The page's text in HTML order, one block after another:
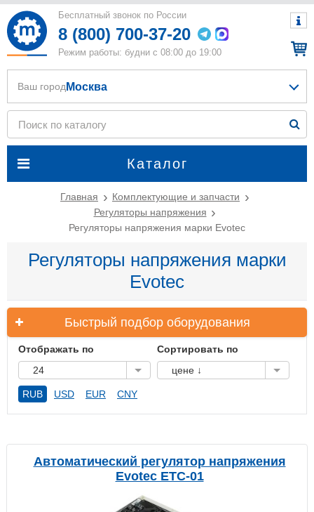
Бесплатный звонок по России
8 (800) 700-37-20
Режим работы: будни с 08:00 до 19:00
Каталог
Ваш город Москва
Главная
Комплектующие и запчасти
Регуляторы напряжения
Регуляторы напряжения марки Evotec
Регуляторы напряжения марки
Evotec
Быстрый подбор оборудования
Отображать по
24
Сортировать по
цене ↓
RUB USD EUR CNY
Автоматический регулятор напряжения
Evotec ETC-01